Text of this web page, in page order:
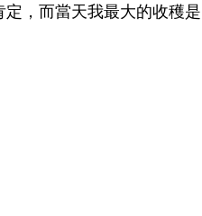
定，而當天我最大的收穫是